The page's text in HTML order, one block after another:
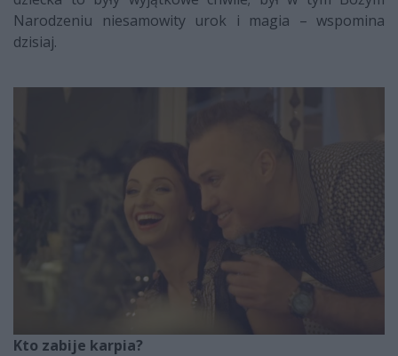
Narodzeniu niesamowity urok i magia – wspomina
dzisiaj.
Kto zabije karpia?